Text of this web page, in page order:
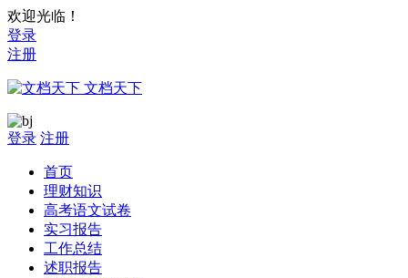
欢迎光临！
登录
注册
文档天下
登录 注册
首页
理财知识
高考语文试卷
实习报告
工作总结
述职报告